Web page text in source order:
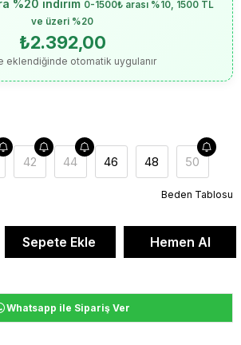
%20 indirim 0-1500₺ arası %10, 1500 TL
ve üzeri %20
₺2.392,00
eklendiğinde otomatik uygulanır
42 44 46 48 50
Beden Tablosu
Whatsapp ile Sipariş Ver